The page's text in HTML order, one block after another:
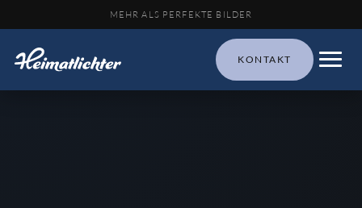
MEHR ALS PERFEKTE BILDER
KONTAKT